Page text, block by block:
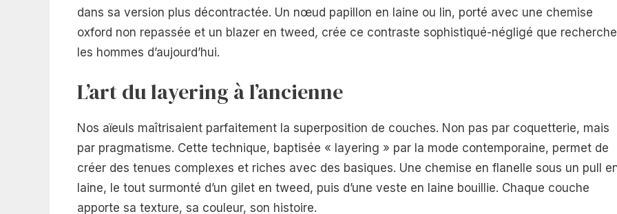
dans sa version plus décontractée. Un nœud papillon en laine ou lin, porté avec une chemise
oxford non repassée et un blazer en tweed, crée ce contraste sophistiqué-négligé que
les hommes d’aujourd’hui.
L’art du layering à l’ancienne
Nos aïeuls maîtrisaient parfaitement la superposition de couches. Non pas par coquetterie, mais
par pragmatisme. Cette technique, baptisée « layering » par la mode contemporaine, permet de
créer des tenues complexes et riches avec des basiques. Une chemise en flanelle sous un pull
laine, le tout surmonté d’un gilet en tweed, puis d’une veste en laine bouillie. Chaque couche
apporte sa texture, sa couleur, son histoire.